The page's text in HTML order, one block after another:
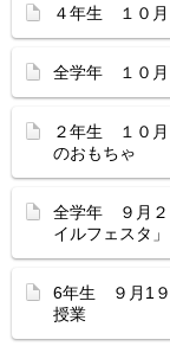
４年生 １０月
全学年 １０月
２年生 １０月
のおもちゃ
全学年 ９月２
イルフェスタ」
6年生 ９月1９
授業